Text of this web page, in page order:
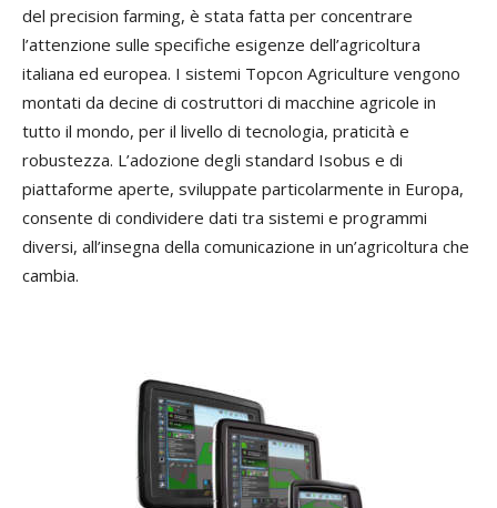
del precision farming, è stata fatta per concentrare
l’attenzione sulle specifiche esigenze dell’agricoltura
italiana ed europea. I sistemi Topcon Agriculture vengono
montati da decine di costruttori di macchine agricole in
tutto il mondo, per il livello di tecnologia, praticità e
robustezza. L’adozione degli standard Isobus e di
piattaforme aperte, sviluppate particolarmente in Europa,
consente di condividere dati tra sistemi e programmi
diversi, all’insegna della comunicazione in un’agricoltura che
cambia.